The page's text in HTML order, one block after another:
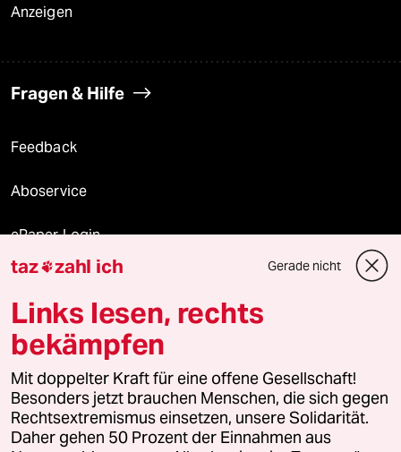
Anzeigen
Fragen & Hilfe
Feedback
Aboservice
ePaper Login
Downloads für Abonnierende
© 2026 taz Verlags und Vertriebs GmbH
Alle Rechte vorbehalten. Bei rechtlichen Fragen oder für Genehmigungen
wenden Sie sich bitte an
lizenzen@taz.de
Feedback Redaktionsstatut Kommune-Richtlinien
taz zahl ich Gerade nicht
Links lesen, rechts
bekämpfen
Mit doppelter Kraft für eine offene Gesellschaft!
Besonders jetzt brauchen Menschen, die sich gegen
Rechtsextremismus einsetzen, unsere Solidarität.
Daher gehen 50 Prozent der Einnahmen aus